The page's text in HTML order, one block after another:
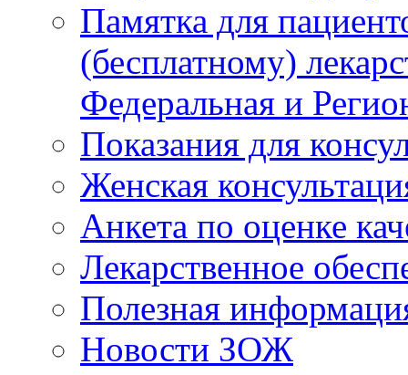
Памятка для
(бесплатному)
Федеральная и
Показания для
Женская
Анкета по оценке
Лекарственное
Полезная
Новости ЗОЖ